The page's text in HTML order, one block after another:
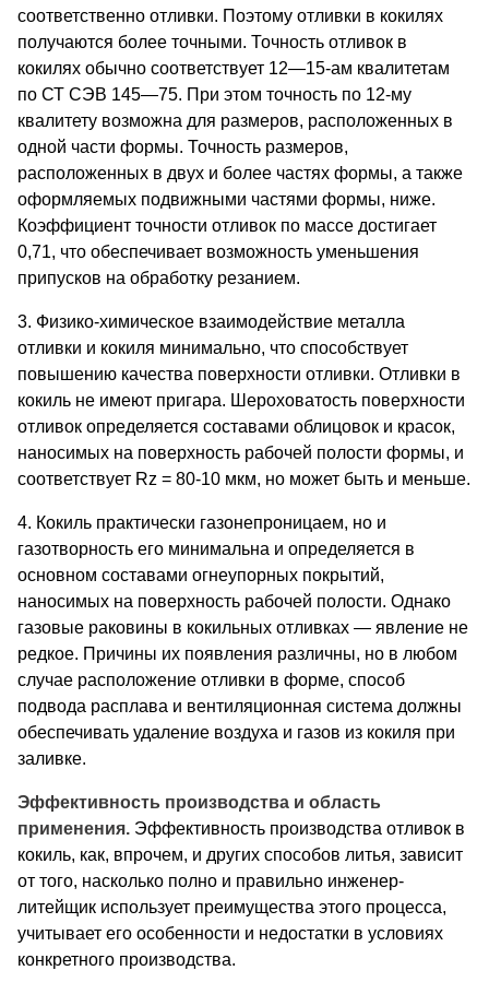
соответственно отливки. Поэтому отливки в кокилях
получаются более точными. Точность отливок в
кокилях обычно соответствует 12—15-ам квалитетам
по СТ СЭВ 145—75. При этом точность по 12-му
квалитету воз­можна для размеров, расположенных в
одной части формы. Точность размеров,
расположенных в двух и более частях формы, а также
оформляемых подвижными частями формы, ниже.
Коэф­фициент точности отливок по массе достигает
0,71, что обеспе­чивает возможность уменьшения
припусков на обработку реза­нием.
3. Физико-химическое взаимодействие металла
отливки и ко­киля минимально, что способствует
повышению качества поверх­ности отливки. Отливки в
кокиль не имеют пригара. Шерохова­тость поверхности
отливок определяется составами облицовок и красок,
наносимых на поверхность рабочей полости формы, и
соответствует Rz = 80-10 мкм, но может быть и меньше.
4. Кокиль практически газонепроницаем, но и
газотворность его минимальна и определяется в
основном составами огнеупор­ных покрытий,
наносимых на поверхность рабочей полости. Однако
газовые раковины в кокильных отливках — явление не
редкое. Причины их появления различны, но в любом
случае расположение отливки в форме, способ
подвода расплава и вентиляционная система должны
обеспечивать удаление воздуха и газов из кокиля при
заливке.
Эффективность производства и область
применения. Эффек­тивность производства отливок в
кокиль, как, впрочем, и других способов литья, зависит
от того, насколько полно и правильно инженер-
литейщик использует преимущества этого процесса,
учи­тывает его особенности и недостатки в условиях
конкретного про­изводства.